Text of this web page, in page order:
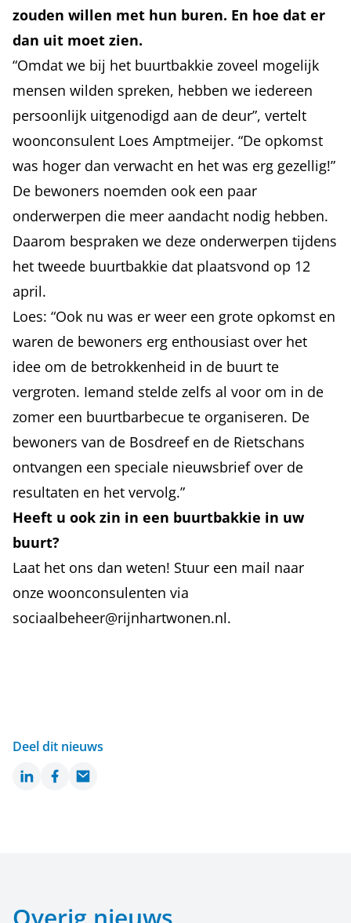
zouden willen met hun buren. En hoe dat er
dan uit moet zien.
“Omdat we bij het buurtbakkie zoveel mogelijk
mensen wilden spreken, hebben we iedereen
persoonlijk uitgenodigd aan de deur”, vertelt
woonconsulent Loes Amptmeijer. “De opkomst
was hoger dan verwacht en het was erg gezellig!”
De bewoners noemden ook een paar
onderwerpen die meer aandacht nodig hebben.
Daarom bespraken we deze onderwerpen tijdens
het tweede buurtbakkie dat plaatsvond op 12
april.
Loes: “Ook nu was er weer een grote opkomst en
waren de bewoners erg enthousiast over het
idee om de betrokkenheid in de buurt te
vergroten. Iemand stelde zelfs al voor om in de
zomer een buurtbarbecue te organiseren. De
bewoners van de Bosdreef en de Rietschans
ontvangen een speciale nieuwsbrief over de
resultaten en het vervolg.”
Heeft u ook zin in een buurtbakkie in uw
buurt?
Laat het ons dan weten! Stuur een mail naar
onze woonconsulenten via
sociaalbeheer@rijnhartwonen.nl.
Deel dit nieuws
LinkedInFacebook
Email